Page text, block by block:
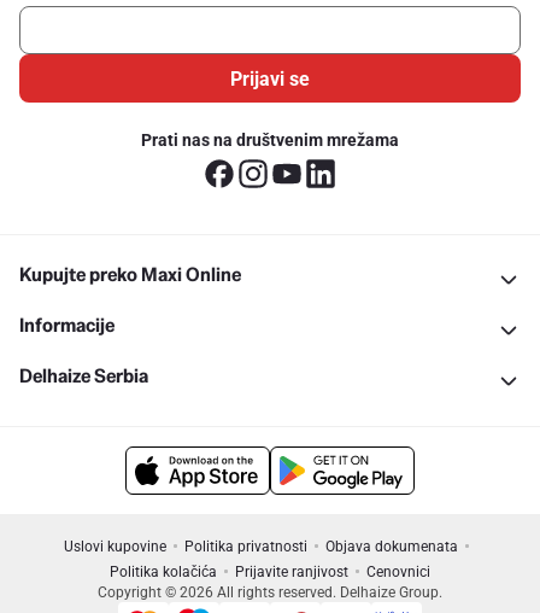
Prijavi se
Prati nas na društvenim mrežama
Kupujte preko Maxi Online
Informacije
Delhaize Serbia
Uslovi kupovine Politika privatnosti
Objava dokumenata
Politika kolačića
Prijavite ranjivost
Cenovnici
Copyright © 2026 All rights reserved. Delhaize Group.